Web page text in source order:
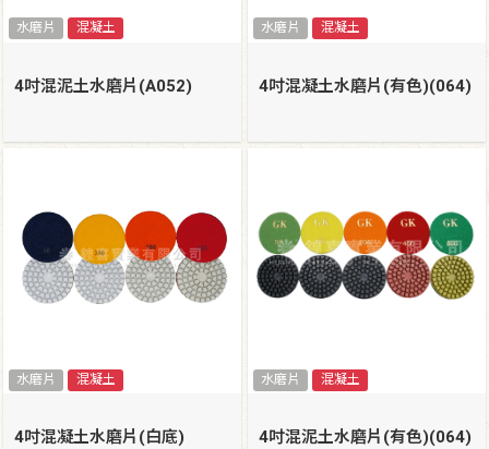
水磨片 混凝土
4吋混泥土水磨片(A052)
水磨片 混凝土
4吋混凝土水磨片(有色)(064)
水磨片 混凝土
4吋混凝土水磨片(白底)
水磨片 混凝土
4吋混泥土水磨片(有色)(064)